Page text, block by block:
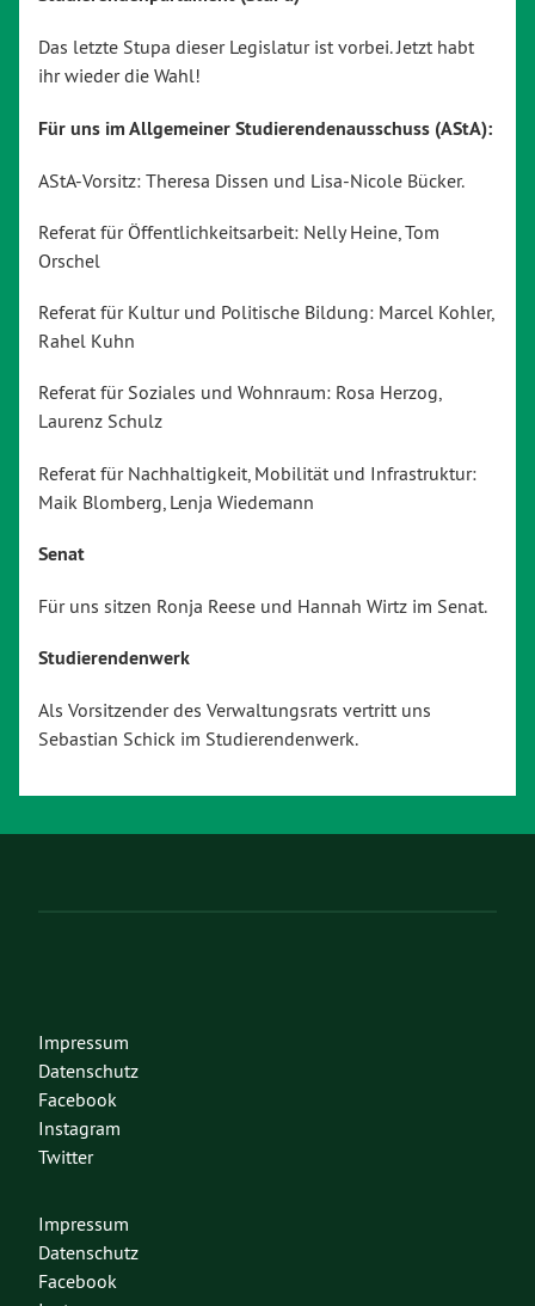
Das letzte Stupa dieser Legislatur ist vorbei. Jetzt habt
ihr wieder die Wahl!
Für uns im Allgemeiner Studierendenausschuss (AStA):
AStA-Vorsitz: Theresa Dissen und Lisa-Nicole Bücker.
Referat für Öffentlichkeitsarbeit: Nelly Heine, Tom
Orschel
Referat für Kultur und Politische Bildung: Marcel Kohler,
Rahel Kuhn
Referat für Soziales und Wohnraum: Rosa Herzog,
Laurenz Schulz
Referat für Nachhaltigkeit, Mobilität und Infrastruktur:
Maik Blomberg, Lenja Wiedemann
Senat
Für uns sitzen Ronja Reese und Hannah Wirtz im Senat.
Studierendenwerk
Als Vorsitzender des Verwaltungsrats vertritt uns
Sebastian Schick im Studierendenwerk.
Impressum
Datenschutz
Facebook
Instagram
Twitter
Impressum
Datenschutz
Facebook